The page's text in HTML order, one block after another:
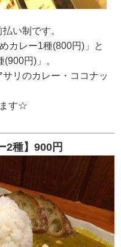
い制です。
カレー1種(800円)」と
円)」。
リのカレー・ココナッ
す☆
2種】900円